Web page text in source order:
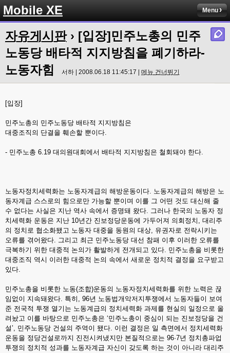
Mobile XE Menu
자유게시판› [입장]민주노총의 민주
노동당 배타적 지지방침을 폐기하라-
노동자힘
서하 | 2008.06.18 11:45:17 | 메뉴 건너뛰기
[입장]
민주노총의 민주노동당 배타적 지지방침은
대중조직의 단결을 훼손할 뿐이다.
- 민주노총 6.19 대의원대회에서 배타적 지지방침은 철회돼야 한다.
노동자정치세력화는 노동자계급의 해방운동이다. 노동자계급의 해방은 노
동자계급 스스로의 힘으로만 가능할 뿐이며 이를 그 어떤 것도 대신해 줄
수 없다는 사실은 지난 역사 속에서 증명돼 왔다. 그러나 한국의 노동자 정
치세력화 운동은 지난 10년간 진보정당운동에 가두어져 의회정치, 대리주
의 정치로 협소화됐고 노동자 대중을 동원의 대상, 유권자로 전락시키는
오류를 겪어왔다. 그리고 최근 민주노동당 대선 참패 이후 이러한 오류를
극복하기 위한 대중적 논의가 활발하게 전개되고 있다. 민주노총을 비롯한
대중조직 역시 이러한 대중적 논의 속에서 새로운 정치적 결정을 요구받고
있다.
민주노총을 비롯한 노동(조합)운동의 노동자정치세력화를 위한 노력은 끊
임없이 지속돼왔다. 특히, 96년 노동법개악저지투쟁에서 노동자들이 보여
준 전국적 투쟁 열기는 노동계급의 정치세력화 과제를 현실의 일정으로 올
려놨고 이를 바탕으로 민주노총은 ‘민주노총이 중심이 되는 진보정당을 건
설’, 민주노동당 건설의 주역이 됐다. 이런 결정은 일 측면에서 정치세력화
운동을 정당건설로까지 진전시켜냈지만 본질적으로는 96·7년 정치총파업
투쟁의 정치적 성과를 노동자계급 자신이 갖도록 하는 것이 아니라 대리주